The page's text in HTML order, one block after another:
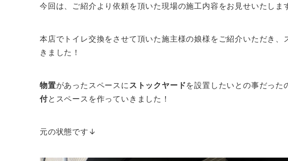
今回は、ご紹介より依頼を頂いた現場の施工内容をお見せいたしま
本店でトイレ交換をさせて頂いた施主様の娘様をご紹介いただき、
きました！
物置があったスペースにストックヤードを設置したいとの事だった
付とスペースを作っていきました！
元の状態です↓